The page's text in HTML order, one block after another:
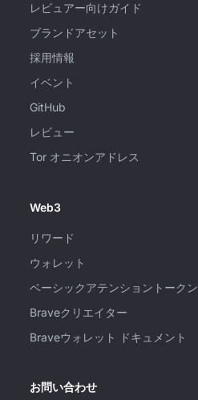
レビュアー向けガイド
ブランドアセット
採用情報
イベント
GitHub
レビュー
Tor オニオンアドレス
Web3
リワード
ウォレット
ベーシックアテンショントークン
Braveクリエイター
Braveウォレット ドキュメント
お問い合わせ